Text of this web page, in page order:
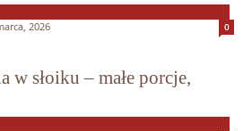
2026 0
w słoiku – małe porcje,